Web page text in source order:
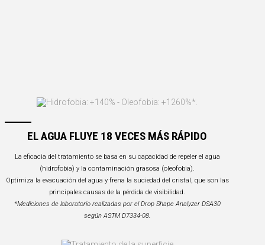
EL AGUA FLUYE 18 VECES MÁS RÁPIDO
La eficacia del tratamiento se basa en su capacidad de repeler el agua
(hidrofobia) y la contaminación grasosa (oleofobia).
Optimiza la evacuación del agua y frena la suciedad del cristal, que son las
principales causas de la pérdida de visibilidad.
*Mediciones de laboratorio realizadas por el Drop Shape Analyzer DSA30
según ASTM D7334-08.